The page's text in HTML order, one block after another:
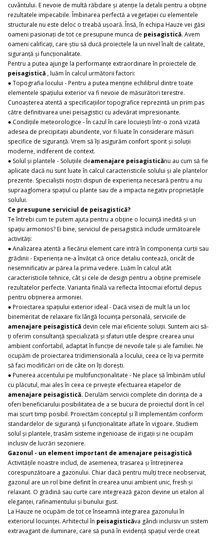
cuvântului. E nevoie de multă răbdare și atenție la detalii pentru a obține
rezultatele impecabile. Îmbinarea perfectă a vegetației cu elementele
structurale nu este deloc o treabă ușoară. Însă, în echipa Hauze vei găsi
oameni pasionați de tot ce presupune munca de peisagistică. Avem
oameni calificați, care știu să ducă proiectele la un nivel înalt de calitate,
siguranță și funcționalitate.
Pentru a putea ajunge la performanțe extraordinare în proiectele de
peisagistică , luăm în calcul următorii factori:
● Topografia locului - Pentru a putea menține echilibrul dintre toate
elementele spațiului exterior va fi nevoie de măsurători terestre.
Cunoașterea atentă a specificațiilor topografice reprezintă un prim pas
către definitivarea unei peisagistici cu adevărat impresionante.
● Condițiile meteorologice - În cazul în care locuiești într-o zonă vizată
adesea de precipitații abundente, vor fi luate în considerare măsuri
specifice de siguranță. Vrem să îți asigurăm confort sporit și soluții
moderne, indiferent de context.
● Solul și plantele - Soluțiile deamenajare peisagisticănu au cum să fie
aplicate dacă nu sunt luate în calcul caracteristicile solului și ale plantelor
prezente. Specialiștii noștri dispun de experiența necesară pentru a nu
supraaglomera spațiul cu plante sau de a impacta negativ proprietățile
solului.
Ce presupune serviciul de peisagistică?
Te întrebi cum te putem ajuta pentru a obține o locuință inedită și un
spațiu armonios? Ei bine, serviciul de peisagistică include următoarele
activități:
● Analizarea atentă a fiecărui element care intră în componența curții sau
grădinii - Experiența ne-a învățat că orice detaliu contează, oricât de
nesemnificativ ar părea la prima vedere. Luăm în calcul atât
caracteristicile tehnice, cât și cele de design pentru a obține premisele
rezultatelor perfecte. Varianta finală va reflecta întocmai efortul depus
pentru obținerea armoniei.
● Proiectarea spațiului exterior ideal - Dacă visezi de mult la un loc
binemeritat de relaxare fix lângă locuința personală, serviciile de
amenajare peisagistică devin cele mai eficiente soluții. Suntem aici să-
ți oferim consultanță specializată și sfaturi utile despre crearea unui
ambient confortabil, adaptat în funcție de nevoile tale și ale familiei. Ne
ocupăm de proiectarea tridimensională a locului, ceea ce îți va permite
să faci modificări ori de câte ori îți dorești.
● Punerea accentului pe multifuncționalitate - Ne place să îmbinăm utilul
cu plăcutul, mai ales în ceea ce privește efectuarea etapelor de
amenajare peisagistică. Derulăm servicii complete din dorința de a
oferi beneficiarului posibilitatea de a se bucura de proiectul dorit în cel
mai scurt timp posibil. Proiectăm conceptul și îl implementăm conform
standardelor de siguranță și funcționalitate aflate în vigoare. Studiem
solul și plantele, trasăm sisteme ingenioase de irigații și ne ocupăm
inclusiv de lucrări sezoniere.
Gazonul - un element important de amenajare peisagistică
Activitățile noastre includ, de asemenea, trasarea și întreținerea
corespunzătoare a gazonului. Chiar dacă pentru mulți trece neobservat,
gazonul are un rol bine definit în crearea unui ambient unic, fresh și
relaxant. O grădină sau curte care integrează gazon devine un etalon al
eleganței, rafinamentului și bunului gust.
La Hauze ne ocupăm de tot ce înseamnă integrarea gazonului în
exteriorul locuinței. Arhitectul în peisagisticăva gândi incluisiv un sistem
extravagant de iluminare, care să pună în evidență spațiul verde creat